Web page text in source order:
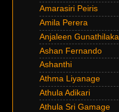
Amarasiri Peiris
Amila Perera
Anjaleen Gunathilaka
Ashan Fernando
Ashanthi
Athma Liyanage
Athula Adikari
Athula Sri Gamage